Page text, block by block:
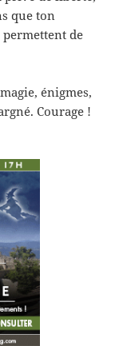
que ton
de
énigmes,
Courage !